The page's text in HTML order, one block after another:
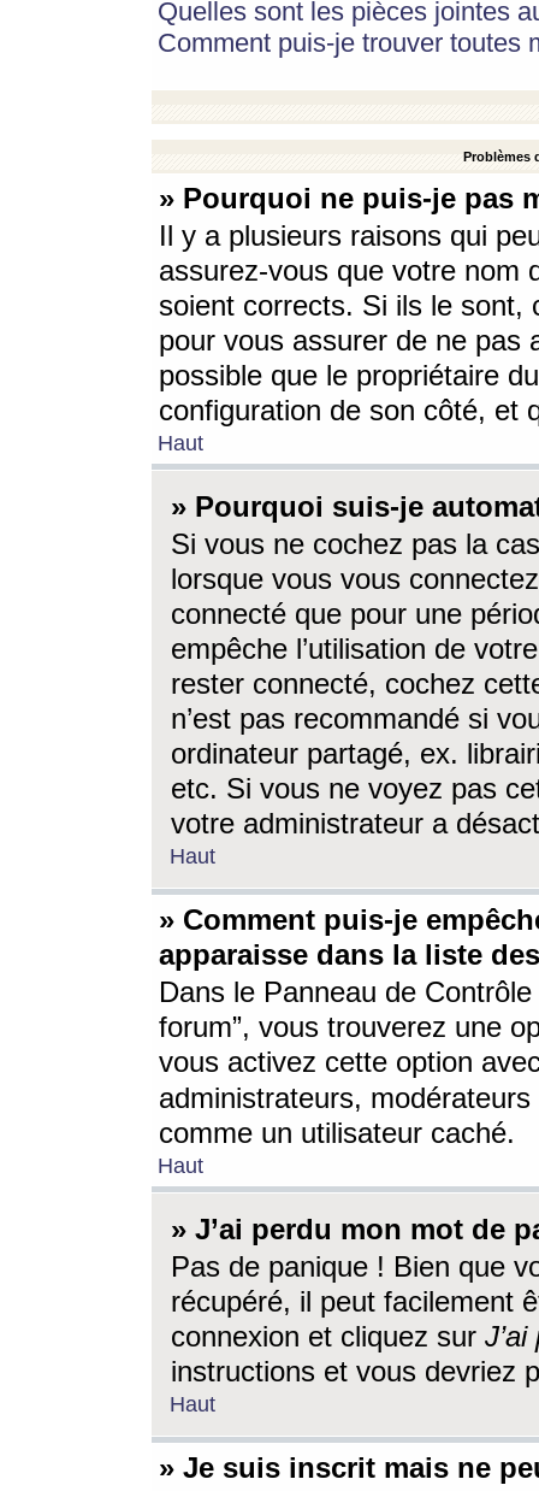
Quelles sont les pièces jointes
Comment puis-je trouver toutes
Problèmes
» Pourquoi ne puis-je pas
Il y a plusieurs raisons qui
assurez-vous que votre nom
soient corrects. Si ils le sont,
pour vous assurer de ne pas
possible que le propriétaire
configuration de son côté, et
Haut
» Pourquoi suis-je
Si vous ne cochez pas la
lorsque vous vous
connecté que pour une
empêche l’utilisation de
rester connecté, cochez
n’est pas recommandé si
ordinateur partagé, ex.
etc. Si vous ne voyez pas
votre administrateur a
Haut
» Comment puis-je
apparaisse dans la liste
Dans le Panneau de
forum”, vous trouverez une
vous activez cette option
administrateurs,
comme un utilisateur caché.
Haut
» J’ai perdu mon mot de
Pas de panique ! Bien que
récupéré, il peut facilement
connexion et cliquez sur
instructions et vous devriez
Haut
» Je suis inscrit mais ne